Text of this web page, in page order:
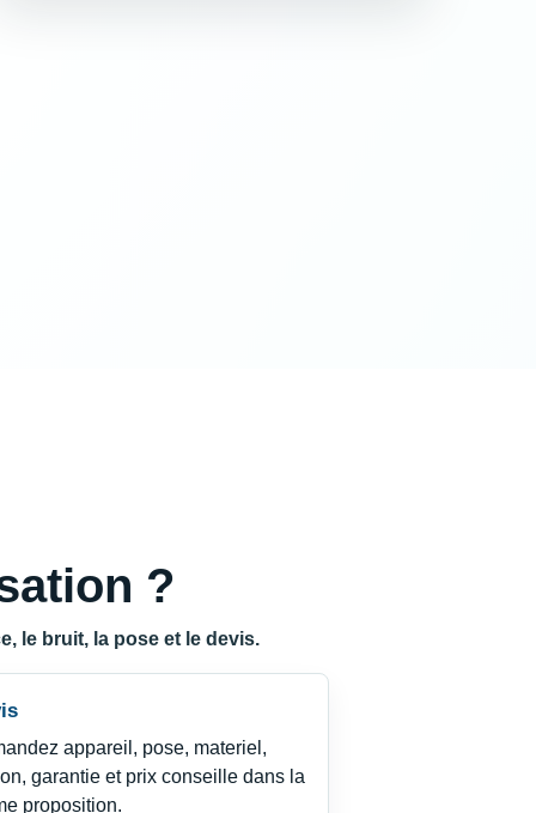
?
le bruit, la pose et le devis.
appareil, pose, materiel,
garantie et prix conseille dans la
proposition.